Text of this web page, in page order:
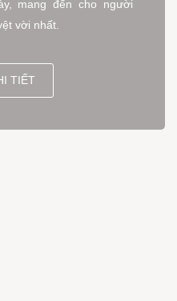
mang đến cho người
vời nhất.
TIẾT